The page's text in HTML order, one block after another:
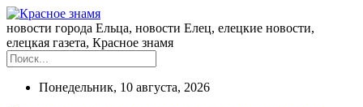
новости города Ельца, новости Елец, елецкие новости,
елецкая газета, Красное знамя
Понедельник, 10 августа, 2026